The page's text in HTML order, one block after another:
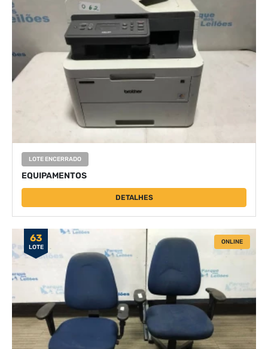
LOTE ENCERRADO
EQUIPAMENTOS
DETALHES
63
LOTE
ONLINE